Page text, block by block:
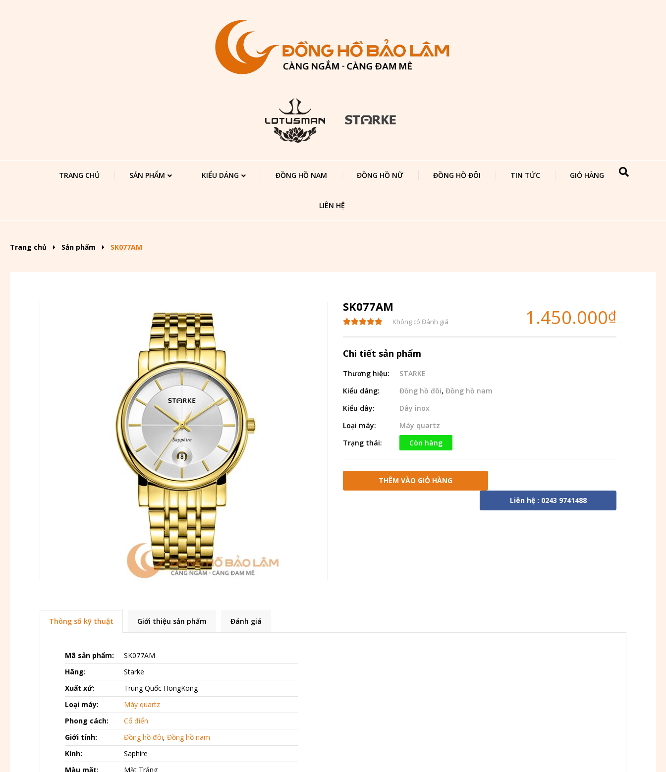
TRANG CHỦ SẢN PHẨM KIỂU DÁNG ĐỒNG HỒ NAM ĐỒNG HỒ NỮ ĐỒNG HỒ ĐÔI TIN TỨC GIỎ HÀNG
LIÊN HỆ
Trang chủ Sản phẩm SK077AM
SK077AM
Không có Đánh giá 1.450.000₫
Chi tiết sản phẩm
Thương hiệu:
STARKE
Kiểu dáng:
Đồng hồ đôi, Đồng hồ nam
Kiểu dây:
Dây inox
Loại máy:
Máy quartz
Trạng thái:
Còn hàng
THÊM VÀO GIỎ HÀNG
Liên hệ : 0243 9741488
Thông số kỹ thuật Giới thiệu sản phẩm Đánh giá
Mã sản phẩm:
SK077AM
Hãng:
Starke
Xuất xứ:
Trung Quốc HongKong
Loại máy:
Máy quartz
Phong cách:
Cổ điển
Giới tính:
Đồng hồ đôi, Đồng hồ nam
Kính:
Saphire
Màu mặt:
Mặt Trắng